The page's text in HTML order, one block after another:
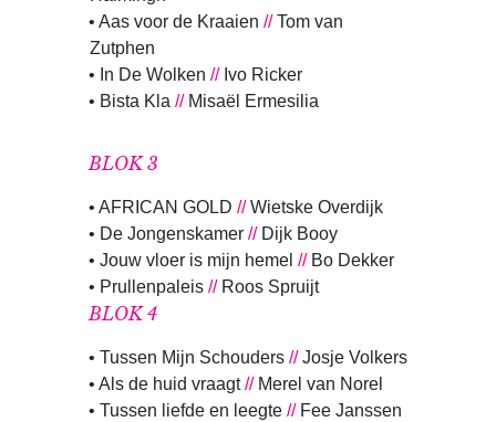
• Aas voor de Kraaien //Tom van
Zutphen
• In De Wolken //Ivo Ricker
• Bista Kla //Misaël Ermesilia
BLOK 3
• AFRICAN GOLD //Wietske Overdijk
• De Jongenskamer //Dijk Booy
• Jouw vloer is mijn hemel // Bo Dekker
• Prullenpaleis // Roos Spruijt
BLOK 4
• Tussen Mijn Schouders //Josje Volkers
• Als de huid vraagt//Merel van Norel
• Tussen liefde en leegte //Fee Janssen